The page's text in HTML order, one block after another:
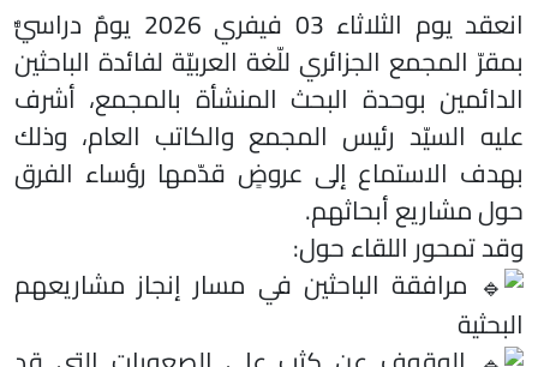
انعقد يوم الثلاثاء 03 فيفري 2026 يومٌ دراسيٌّ
بمقرّ المجمع الجزائري للّغة العربيّة لفائدة الباحثين
الدائمين بوحدة البحث المنشأة بالمجمع، أشرف
عليه السيّد رئيس المجمع والكاتب العام، وذلك
بهدف الاستماع إلى عروضٍ قدّمها رؤساء الفرق
حول مشاريع أبحاثهم.
وقد تمحور اللقاء حول:
مرافقة الباحثين في مسار إنجاز مشاريعهم
البحثية